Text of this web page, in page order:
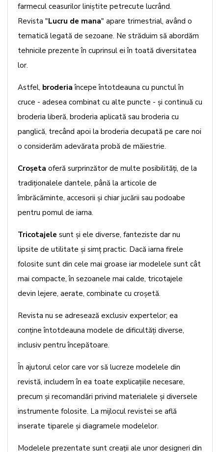
farmecul ceasurilor liniştite petrecute lucrând.
Revista "Lucru de mana" apare trimestrial, având o
tematică legată de sezoane. Ne străduim să abordăm
tehnicile prezente în cuprinsul ei în toată diversitatea
lor.
Astfel, broderia începe întotdeauna cu punctul în
cruce - adesea combinat cu alte puncte - şi continuă cu
broderia liberă, broderia aplicată sau broderia cu
panglică, trecând apoi la broderia decupată pe care noi
o considerăm adevărata probă de măiestrie.
Croşeta oferă surprinzător de multe posibilităţi, de la
tradiţionalele dantele, până la articole de
îmbrăcăminte, accesorii şi chiar jucării sau podoabe
pentru pomul de iarna.
Tricotajele sunt şi ele diverse, fanteziste dar nu
lipsite de utilitate şi simţ practic. Dacă iarna firele
folosite sunt din cele mai groase iar modelele sunt cât
mai compacte, în sezoanele mai calde, tricotajele
devin lejere, aerate, combinate cu croşetă.
Revista nu se adresează exclusiv expertelor; ea
conţine întotdeauna modele de dificultăţi diverse,
inclusiv pentru începătoare.
În ajutorul celor care vor să lucreze modelele din
revistă, includem în ea toate explicaţiile necesare,
precum şi recomandări privind materialele şi diversele
instrumente folosite. La mijlocul revistei se află
inserate tiparele şi diagramele modelelor.
Modelele prezentate sunt creaţii ale unor designeri din